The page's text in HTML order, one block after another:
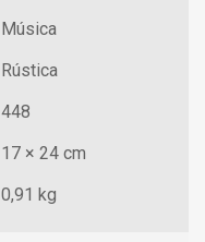
Música
Rústica
448
17 × 24 cm
0,91 kg